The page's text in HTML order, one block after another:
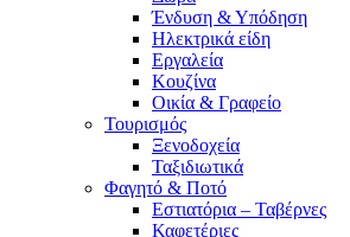
Ένδυση & Υπόδηση
Ηλεκτρικά είδη
Εργαλεία
Κουζίνα
Οικία & Γραφείο
Τουρισμός
Ξενοδοχεία
Ταξιδιωτικά
Φαγητό & Ποτό
Εστιατόρια – Ταβέρνες
Καφετέριες